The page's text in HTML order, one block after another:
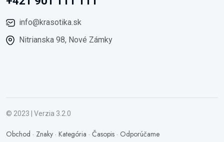
info@krasotika.sk
Nitrianska 98, Nové Zámky
© 2023 | Verzia 3.2.0
Obchod · Znaky · Kategória · Časopis · Odporúčame